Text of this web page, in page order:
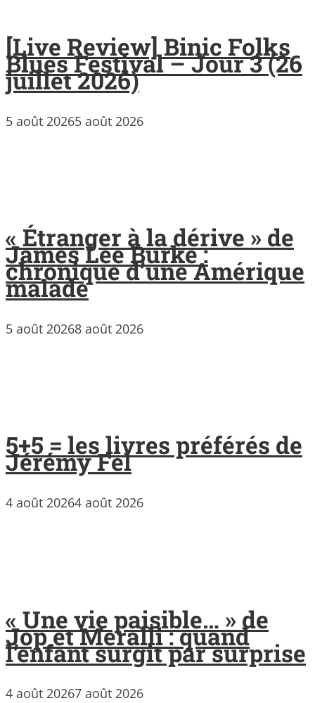
[Live Review] Binic Folks
Blues Festival – Jour 3 (26
juillet 2026)
5 août 20265 août 2026
« Étranger à la dérive » de
James Lee Burke :
chronique d’une Amérique
malade
5 août 20268 août 2026
5+5 = les livres préférés de
Jérémy Fel
4 août 20264 août 2026
« Une vie paisible… » de
Jop et Meralli : quand
l’enfant surgit par surprise
4 août 20267 août 2026